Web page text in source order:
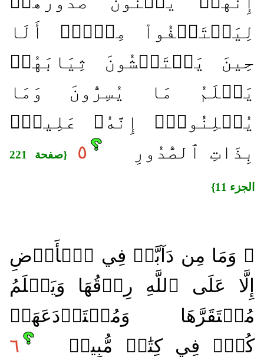
لِيَسۡتَخۡفُواْ مِنۡهُۚ أَلَا
حِينَ يَسۡتَغۡشُونَ ثِيَابَهُمۡ
يَعۡلَمُ مَا يُسِرُّونَ وَمَا
يُعۡلِنُونَۚ إِنَّهُۥ عَلِيمُۢ
بِذَاتِ ٱلصُّدُورِ
٥ {صفحة 221
الجزء 11}
۞ وَمَا مِن دَآبَّةٖ فِي ٱلۡأَرۡضِ
إِلَّا عَلَى ٱللَّهِ رِزۡقُهَا وَيَعۡلَمُ
مُسۡتَقَرَّهَا وَمُسۡتَوۡدَعَهَاۚ
كُلّٞ فِي كِتَٰبٖ مُّبِينٖ
٦